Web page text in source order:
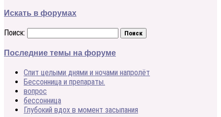
Искать в форумах
Поиск:
Последние темы на форуме
Спит целыми днями и ночами напролёт
Бессонница и препараты.
вопрос
бессонница
Глубокий вдох в момент засыпания